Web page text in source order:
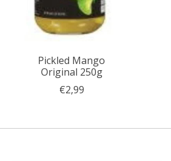
Pickled Mango
Original 250g
€2,99